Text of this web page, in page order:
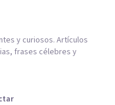
y curiosos. Artículos
frases célebres y